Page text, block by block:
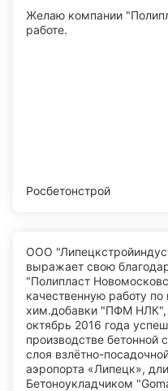
Желаю компании
работе.
Росбетонстрой
ООО
выражает свою
"Полипласт
качественную работу
хим.добавки "ПФМ НЛК",
октябрь 2016 года
производстве бетонной
слоя взлётно-
аэропорта «Липецк»,
Бетоноукладчиком